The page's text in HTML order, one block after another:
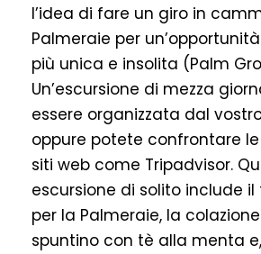
l’idea di fare un giro in
Palmeraie per
più unica e insolita (Palm
Un’escursione di mezza
essere organizzata dal
oppure potete confrontare
siti web come Tripadvisor.
escursione di solito include
per la Palmeraie, la
spuntino con tè alla menta e,